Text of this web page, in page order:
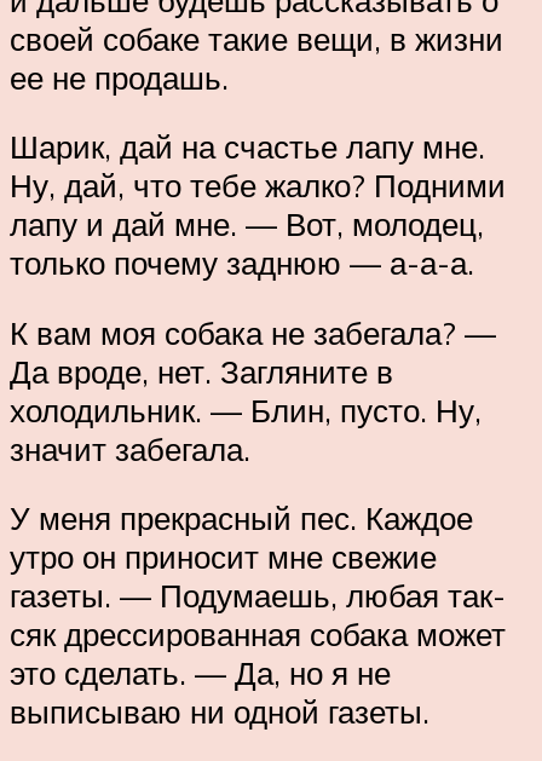
своей собаке такие вещи, в жизни
ее не продашь.
Шарик, дай на счастье лапу мне.
Ну, дай, что тебе жалко? Подними
лапу и дай мне. — Вот, молодец,
только почему заднюю — а-а-а.
К вам моя собака не забегала? —
Да вроде, нет. Загляните в
холодильник. — Блин, пусто. Ну,
значит забегала.
У меня прекрасный пес. Каждое
утро он приносит мне свежие
газеты. — Подумаешь, любая так-
сяк дрессированная собака может
это сделать. — Да, но я не
выписываю ни одной газеты.